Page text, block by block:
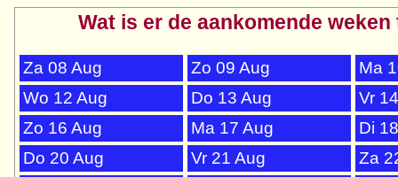
Wat is er de aankomende
Za 08 Aug Zo 09 Aug
Ma
Wo 12 Aug
Do 13 Aug
Vr
Zo 16 Aug
Ma 17 Aug
Di
Do 20 Aug
Vr 21 Aug
Za